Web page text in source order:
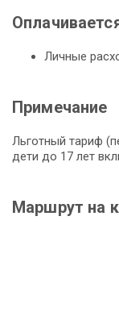
Личные
Примечание
Льготный тариф
дети до 17 лет
Маршрут на